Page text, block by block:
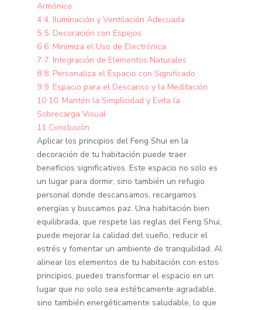
Armónico
4 4. Iluminación y Ventilación Adecuada
5 5. Decoración con Espejos
6 6. Minimiza el Uso de Electrónica
7 7. Integración de Elementos Naturales
8 8. Personaliza el Espacio con Significado
9 9. Espacio para el Descanso y la Meditación
10 10. Mantén la Simplicidad y Evita la
Sobrecarga Visual
11 Conclusión
Aplicar los principios del Feng Shui en la
decoración de tu habitación puede traer
beneficios significativos. Este espacio no solo es
un lugar para dormir, sino también un refugio
personal donde descansamos, recargamos
energías y buscamos paz. Una habitación bien
equilibrada, que respete las reglas del Feng Shui,
puede mejorar la calidad del sueño, reducir el
estrés y fomentar un ambiente de tranquilidad. Al
alinear los elementos de tu habitación con estos
principios, puedes transformar el espacio en un
lugar que no solo sea estéticamente agradable,
sino también energéticamente saludable, lo que